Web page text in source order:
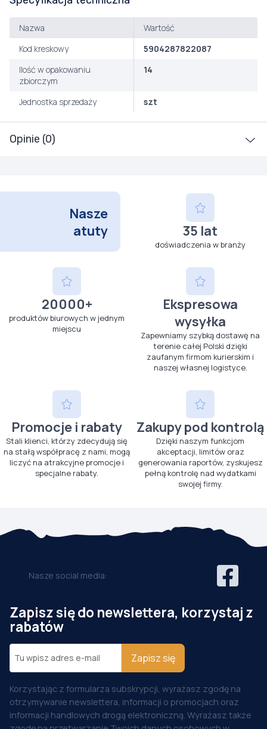
Opinie (0)
Nazwa
Wartość
Kod kreskowy
5904287822087
Ilość w opakowaniu
zbiorczym
14
Jednostka sprzedaży szt
Nasze
atuty
35 lat
doświadczenia w branży
20000+
produktów biurowych w jednym
miejscu
Ekspresowa
wysyłka
Zapewniamy szybką dostawę na
terenie całej Polski dzięki
zaufanym firmom kurierskim i
naszej własnej logistyce.
Promocje i rabaty
Stali klienci, którzy zdecydują się
na stałą współpracę z nami, mogą
liczyć na atrakcyjne promocje i
specjalne rabaty.
Zakupy pod kontrolą
Dzięki naszym funkcjom
akceptacji, limitów oraz
generowania raportów, zyskujesz
pełną kontrolę nad wydatkami
swojej firmy.
Nasze social media:
Zapisz się do newslettera, korzystaj z
rabatów
Zapisz się
Korzystając z formularza subskrypcji, wyrażasz zgodę na
otrzymywanie newslettera, informacji o promocjach oraz
informacji handlowych drogą elektroniczną. Wyrażasz także